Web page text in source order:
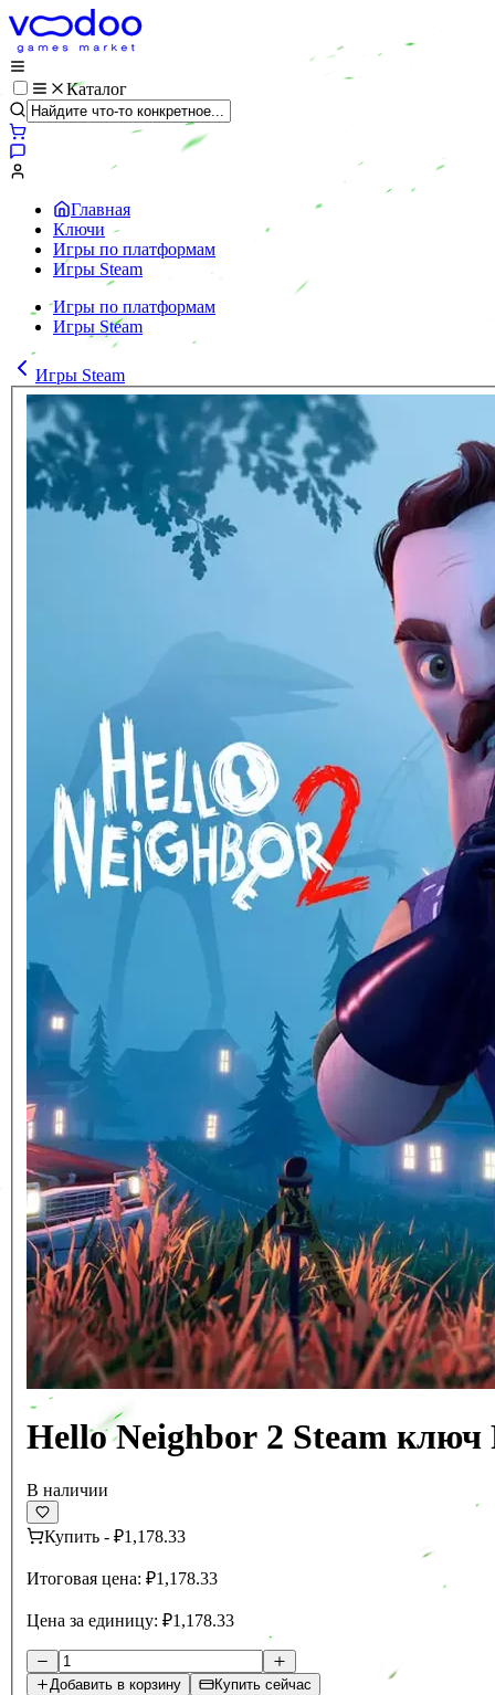
Каталог
Главная
Ключи
Игры по платформам
Игры Steam
Игры по платформам
Игры Steam
Игры Steam
Hello Neighbor 2 Steam
В наличии
Купить - ₽1,178.33
Итоговая цена: ₽1,178.33
Цена за единицу: ₽1,178.33
Добавить в корзину Купить сейчас